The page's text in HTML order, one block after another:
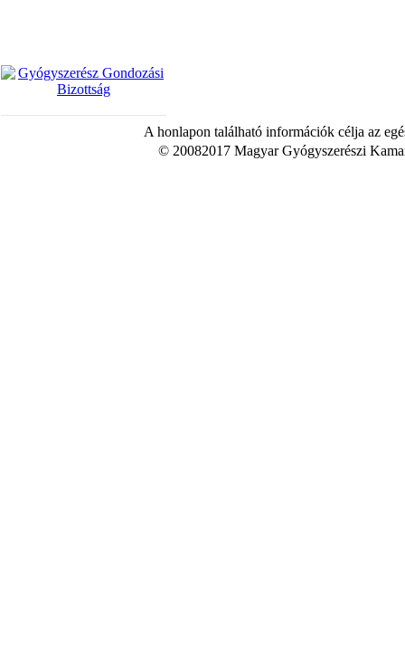
A honlapon található információk célja az
© 20082017 Magyar Gyógyszerészi